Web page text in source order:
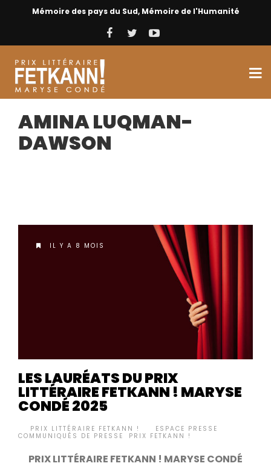
Mémoire des pays du Sud, Mémoire de l'Humanité
AMINA LUQMAN-
DAWSON
IL Y A 8 MOIS
LES LAURÉATS DU PRIX
LITTÉRAIRE FETKANN ! MARYSE
CONDÉ 2025
PRIX LITTÉRAIRE FETKANN ! ESPACE PRESSE
COMMUNIQUÉS DE PRESSE
PRIX FETKANN !
PRIX LITTÉRAIRE FETKANN ! MARYSE CONDÉ